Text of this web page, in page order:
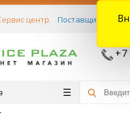
центр Поставщикам